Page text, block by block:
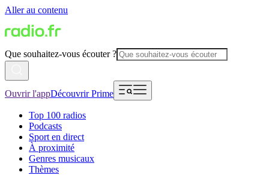
Aller au contenu
Que souhaitez-vous écouter ?
Ouvrir l'appDécouvrir Prime
Top 100 radios
Podcasts
Sport en direct
À proximité
Genres musicaux
Thèmes